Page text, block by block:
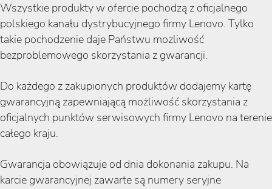
Wszystkie produkty w ofercie pochodzą z oficjalnego
polskiego kanału dystrybucyjnego firmy Lenovo. Tylko
takie pochodzenie daje Państwu możliwość
bezproblemowego skorzystania z gwarancji.
Do każdego z zakupionych produktów dodajemy kartę
gwarancyjną zapewniającą możliwość skorzystania z
oficjalnych punktów serwisowych firmy Lenovo na terenie
całego kraju.
Gwarancja obowiązuje od dnia dokonania zakupu. Na
karcie gwarancyjnej zawarte są numery seryjne